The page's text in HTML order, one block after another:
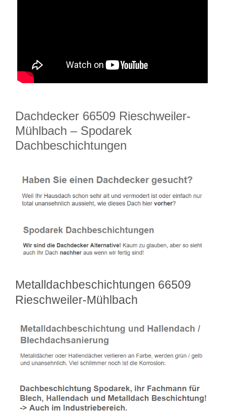
Dachdecker 66509 Rieschweiler-
Mühlbach – Spodarek
Dachbeschichtungen
Metalldachbeschichtungen 66509
Rieschweiler-Mühlbach